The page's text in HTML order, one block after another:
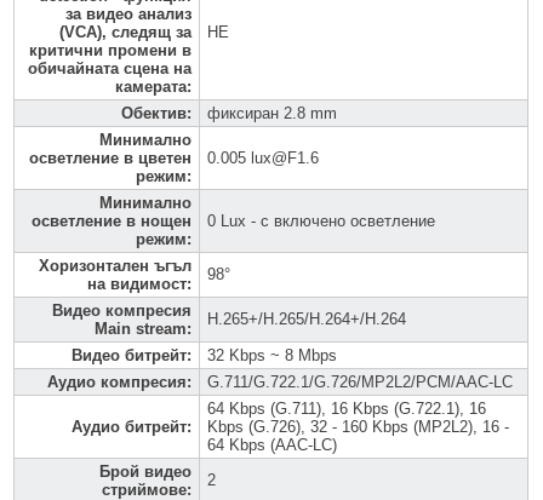
за видео анализ
(VCA), следящ за
критични промени в
обичайната сцена на
камерата:
НЕ
Обектив:
фиксиран 2.8 mm
Минимално
осветление в цветен
режим:
0.005 lux@F1.6
Минимално
осветление в нощен
режим:
0 Lux - с включено осветление
Хоризонтален ъгъл
на видимост:
98°
Видео компресия
Main stream:
H.265+/H.265/H.264+/H.264
Видео битрейт:
32 Kbps ~ 8 Mbps
Аудио компресия: G.711/G.722.1/G.726/MP2L2/PCM/AAC-LC
Аудио битрейт:
64 Kbps (G.711), 16 Kbps (G.722.1), 16
Kbps (G.726), 32 - 160 Kbps (MP2L2), 16 -
64 Kbps (AAC-LC)
Брой видео
стриймове:
2